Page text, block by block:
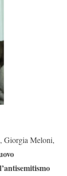
Giorgia Meloni,